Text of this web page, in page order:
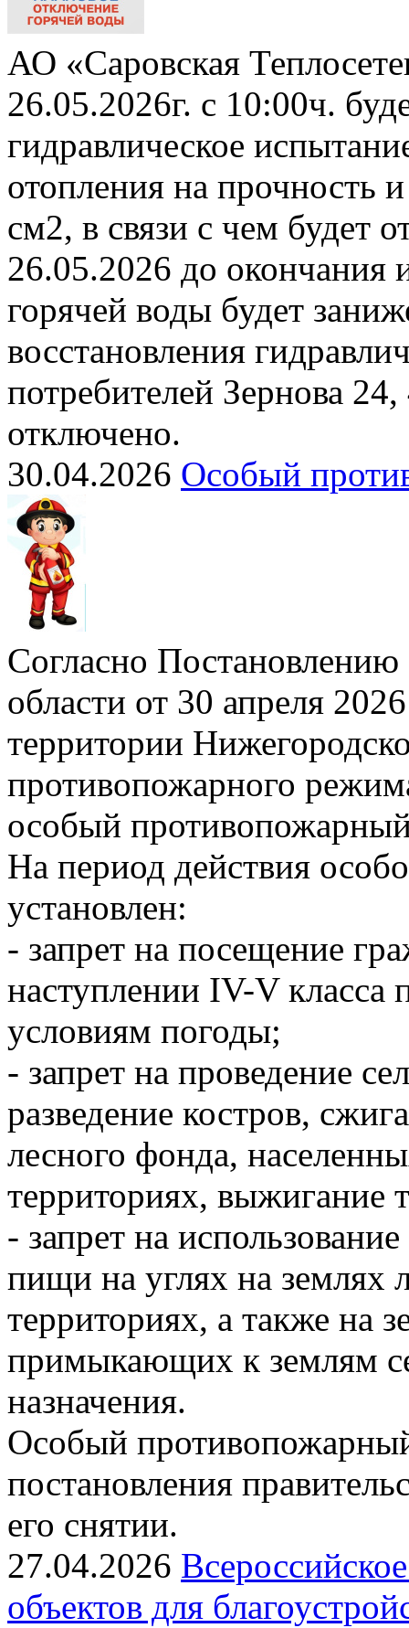
АО «Саровская
26.05.2026г. с 10:00ч.
гидравлическое
отопления на прочность
см2, в связи с чем будет
26.05.2026 до окончания
горячей воды будет
восстановления
потребителей Зернова
отключено.
30.04.2026 Особый
Согласно
области от 30 апреля
территории
противопожарного
особый
На период действия
установлен:
- запрет на посещение
наступлении IV-V класса
условиям погоды;
- запрет на проведение
разведение костров,
лесного фонда,
территориях, выжигание
- запрет на
пищи на углях на землях
территориях, а также на
примыкающих к землям
назначения.
Особый
постановления
его снятии.
27.04.2026
объектов для